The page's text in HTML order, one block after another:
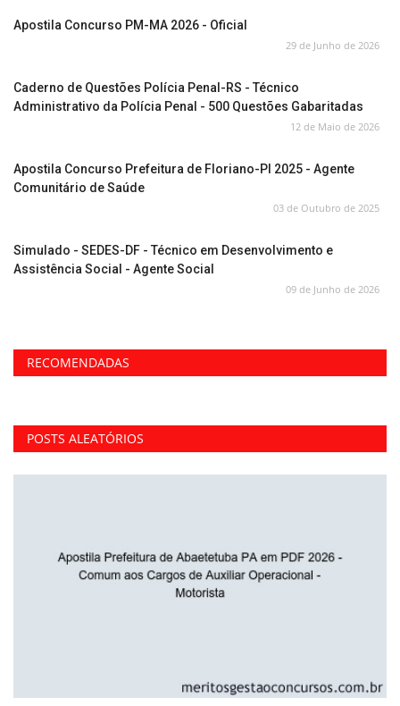
Apostila Concurso PM-MA 2026 - Oficial
29 de Junho de 2026
Caderno de Questões Polícia Penal-RS - Técnico
Administrativo da Polícia Penal - 500 Questões Gabaritadas
12 de Maio de 2026
Apostila Concurso Prefeitura de Floriano-PI 2025 - Agente
Comunitário de Saúde
03 de Outubro de 2025
Simulado - SEDES-DF - Técnico em Desenvolvimento e
Assistência Social - Agente Social
09 de Junho de 2026
RECOMENDADAS
POSTS ALEATÓRIOS